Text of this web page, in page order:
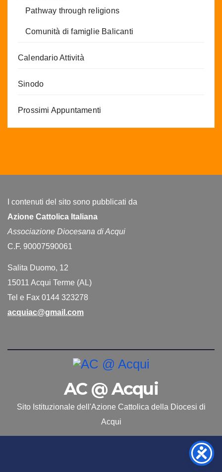
Pathway through religions
Comunità di famiglie Balicanti
Calendario Attività
Sinodo
Prossimi Appuntamenti
I contenuti del sito sono pubblicati da
Azione Cattolica Italiana
Associazione Diocesana di Acqui
C.F. 90007590061
Salita Duomo, 12
15011 Acqui Terme (AL)
Tel e Fax 0144 323278
acquiac@gmail.com
AC @ Acqui
Sito Istituzionale dell'Azione Cattolica della Diocesi di
Acqui